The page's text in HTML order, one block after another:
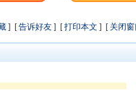
] [告诉好友 ] [打印本文 ] [ 关闭